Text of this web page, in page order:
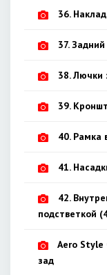
36.
37.
38. Лючки
39.
40. Рамка
41.
42.
подстветкой
Aero Style
зад